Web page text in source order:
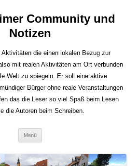
Community und
Notizen
Aktivitäten die einen lokalen Bezug zur
mit realen Aktivitäten am Ort verbunden
Welt zu spiegeln. Er soll eine aktive
Bürger ohne reale Veranstaltungen
das die Leser so viel Spaß beim Lesen
die Autoren beim Schreiben.
Menü